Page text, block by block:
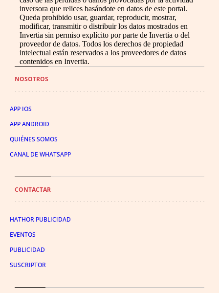
inversora que relices basándote en datos de este portal.
Queda prohibido usar, guardar, reproducir, mostrar,
modificar, transmitir o distribuir los datos mostrados en
Invertia sin permiso explícito por parte de Invertia o del
proveedor de datos. Todos los derechos de propiedad
intelectual están reservados a los proveedores de datos
contenidos en Invertia.
NOSOTROS
APP IOS
APP ANDROID
QUIÉNES SOMOS
CANAL DE WHATSAPP
CONTACTAR
HATHOR PUBLICIDAD
EVENTOS
PUBLICIDAD
SUSCRIPTOR